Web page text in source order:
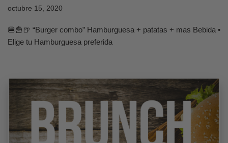
octubre 15, 2020
🍔🍟🍺 “Burger combo” Hamburguesa + patatas + mas Bebida •
Elige tu Hamburguesa preferida